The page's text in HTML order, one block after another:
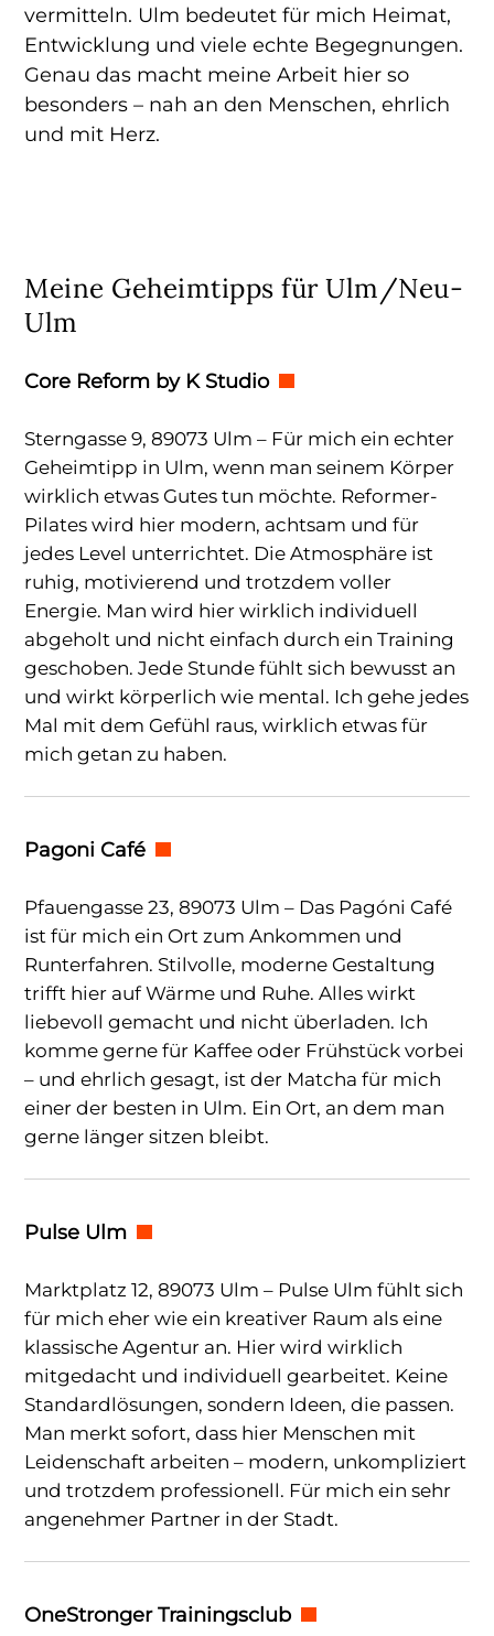
vermitteln. Ulm bedeutet für mich Heimat,
Entwicklung und viele echte Begegnungen.
Genau das macht meine Arbeit hier so
besonders – nah an den Menschen, ehrlich
und mit Herz.
Meine Geheimtipps für Ulm/Neu-
Ulm
Core Reform by K Studio
Sterngasse 9, 89073 Ulm – Für mich ein echter
Geheimtipp in Ulm, wenn man seinem Körper
wirklich etwas Gutes tun möchte. Reformer-
Pilates wird hier modern, achtsam und für
jedes Level unterrichtet. Die Atmosphäre ist
ruhig, motivierend und trotzdem voller
Energie. Man wird hier wirklich individuell
abgeholt und nicht einfach durch ein Training
geschoben. Jede Stunde fühlt sich bewusst an
und wirkt körperlich wie mental. Ich gehe jedes
Mal mit dem Gefühl raus, wirklich etwas für
mich getan zu haben.
Pagoni Café
Pfauengasse 23, 89073 Ulm – Das Pagóni Café
ist für mich ein Ort zum Ankommen und
Runterfahren. Stilvolle, moderne Gestaltung
trifft hier auf Wärme und Ruhe. Alles wirkt
liebevoll gemacht und nicht überladen. Ich
komme gerne für Kaffee oder Frühstück vorbei
– und ehrlich gesagt, ist der Matcha für mich
einer der besten in Ulm. Ein Ort, an dem man
gerne länger sitzen bleibt.
Pulse Ulm
Marktplatz 12, 89073 Ulm – Pulse Ulm fühlt sich
für mich eher wie ein kreativer Raum als eine
klassische Agentur an. Hier wird wirklich
mitgedacht und individuell gearbeitet. Keine
Standardlösungen, sondern Ideen, die passen.
Man merkt sofort, dass hier Menschen mit
Leidenschaft arbeiten – modern, unkompliziert
und trotzdem professionell. Für mich ein sehr
angenehmer Partner in der Stadt.
OneStronger Trainingsclub